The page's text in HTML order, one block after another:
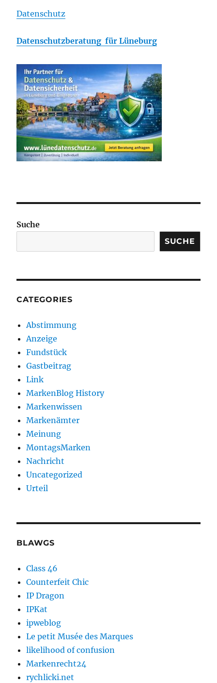
Datenschutz
Datenschutzberatung für Lüneburg
Suche
SUCHE
CATEGORIES
Abstimmung
Anzeige
Fundstück
Gastbeitrag
Link
MarkenBlog History
Markenwissen
Markenämter
Meinung
MontagsMarken
Nachricht
Uncategorized
Urteil
BLAWGS
Class 46
Counterfeit Chic
IP Dragon
IPKat
ipweblog
Le petit Musée des Marques
likelihood of confusion
Markenrecht24
rychlicki.net